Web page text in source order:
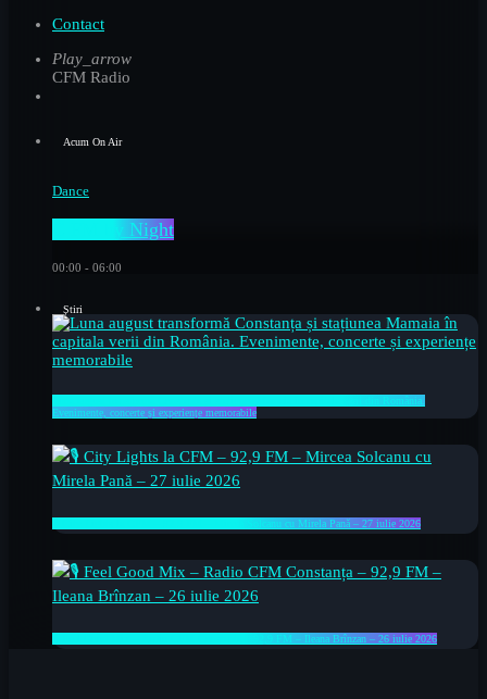
Contact
Play_arrow
CFM Radio
Acum On Air
Dance
C FM by Night
00:00 - 06:00
Știri
Luna august transformă Constanța și stațiunea Mamaia în capitala verii din România.
Evenimente, concerte și experiențe memorabile
🎙 City Lights la CFM – 92,9 FM – Mircea Solcanu cu Mirela Pană – 27 iulie 2026
🎙 Feel Good Mix – Radio CFM Constanța – 92,9 FM – Ileana Brînzan – 26 iulie 2026